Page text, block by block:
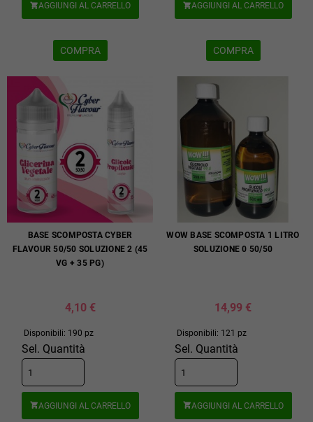
AGGIUNGI AL CARRELLO
COMPRA
AGGIUNGI AL CARRELLO
COMPRA
BASE SCOMPOSTA CYBER
FLAVOUR 50/50 SOLUZIONE 2 (45
VG + 35 PG)
4,10 €
Disponibili: 190 pz
Sel. Quantità
AGGIUNGI AL CARRELLO
WOW BASE SCOMPOSTA 1 LITRO
SOLUZIONE 0 50/50
14,99 €
Disponibili: 121 pz
Sel. Quantità
AGGIUNGI AL CARRELLO